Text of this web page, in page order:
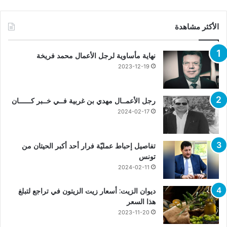
الأكثر مشاهدة
نهاية مأساوية لرجل الأعمال محمد فريخة
2023-12-19
رجل الأعمــال مهدي بن غربية فــي خــبر كــــــان
2024-02-17
تفاصيل إحباط عمليّة فرار أحد أكبر الحيتان من
تونس
2024-02-11
ديوان الزيت: أسعار زيت الزيتون في تراجع لتبلغ
هذا السعر
2023-11-20